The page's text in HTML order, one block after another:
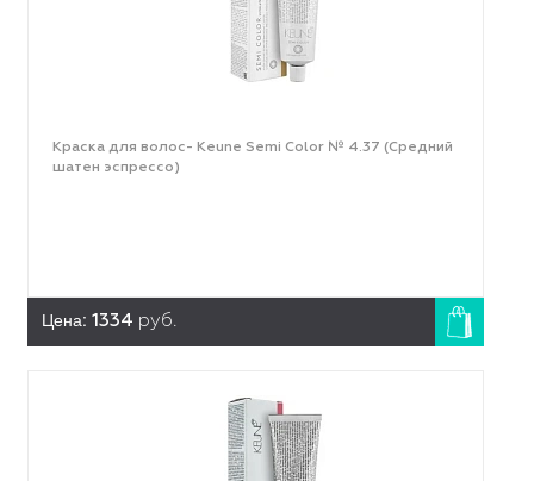
Краска для волос- Keune Semi Color № 4.37 (Средний
шатен эспрессо)
Цена: 1334 руб.